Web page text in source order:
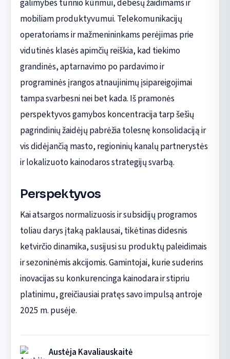
galimybes turinio kūrimui, debesų žaidimams ir
mobiliam produktyvumui. Telekomunikacijų
operatoriams ir mažmenininkams perėjimas prie
vidutinės klasės apimčių reiškia, kad tiekimo
grandinės, aptarnavimo po pardavimo ir
programinės įrangos atnaujinimų įsipareigojimai
tampa svarbesni nei bet kada. Iš pramonės
perspektyvos gamybos koncentracija tarp šešių
pagrindinių žaidėjų pabrėžia tolesnę konsolidaciją ir
vis didėjančią masto, regioninių kanalų partnerystės
ir lokalizuoto kainodaros strategijų svarbą.
Perspektyvos
Kai atsargos normalizuosis ir subsidijų programos
toliau darys įtaką paklausai, tikėtinas didesnis
ketvirčio dinamika, susijusi su produktų paleidimais
ir sezoninėmis akcijomis. Gamintojai, kurie suderins
inovacijas su konkurencinga kainodara ir stipriu
platinimu, greičiausiai pratęs savo impulsą antroje
2025 m. pusėje.
Austėja Kavaliauskaitė